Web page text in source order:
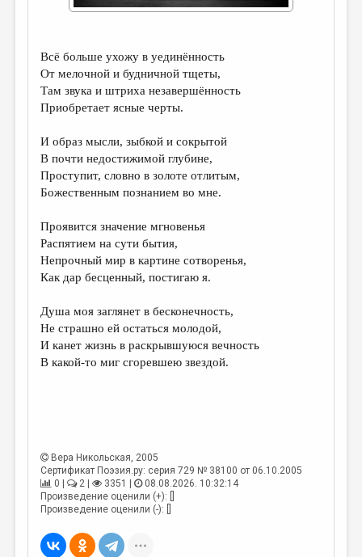
ДАЙДЖЕСТ
ПЕРЕВОДЫ
КОНКУРСЫ
ДЕТСКАЯ КОМНАТА
КНИЖНАЯ ПОЛКА
ОБЗОР ЛИТЕРАТУРЫ
СТРАНИЦЫ ПАМЯТИ
ОБЪЯВЛЕНИЯ
КОЛОНКА РЕДАКТОРА
ОТ РЕДАКЦИИ
МАЛАЯ ПРОЗА
ПУБЛИЦИСТИКА
РЕЦЕНЗИРОВАНИЕ
ЦИКЛЫ ПУБЛИКАЦИЙ
ТРЕДИАКОВСКИЙ
Всё больше ухожу в уединённость
От мелочной и будничной тщеты,
Там звука и штриха незавершённость
Приобретает ясные черты.
И образ мысли, зыбкой и сокрытой
В почти недостижимой глубине,
Проступит, словно в золоте отлитым,
Божественным познанием во мне.
Проявится значение мгновенья
Распятием на сути бытия,
Непрочный мир в картине сотворенья,
Как дар бесценный, постигаю я.
Душа моя заглянет в бесконечность,
Не страшно ей остаться молодой,
И канет жизнь в раскрывшуюся вечность
В какой-то миг сгоревшею звездой.
Вера Никольская, 2005
Сертификат Поэзия.ру: серия 729 № 38100 от 06.10.2005
0 |
2 | 3351 |
08.08.2026. 10:32:14
Произведение оценили (+): []
Произведение оценили (-): []